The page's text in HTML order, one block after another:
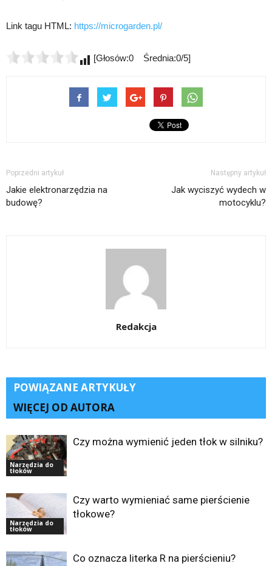
Link tagu HTML: https://microgarden.pl/
[Głosów:0 Średnia:0/5]
Poprzedni artykuł
Jakie elektronarzędzia na
budowę?
Następny artykuł
Jak wyciszyć wydech w
motocyklu?
Redakcja
POWIĄZANE ARTYKUŁY
WIĘCEJ OD AUTORA
Narzędzia do
tłoków
Czy można wymienić jeden tłok w silniku?
Narzędzia do
tłoków
Czy warto wymieniać same pierścienie
tłokowe?
Co oznacza literka R na pierścieniu?